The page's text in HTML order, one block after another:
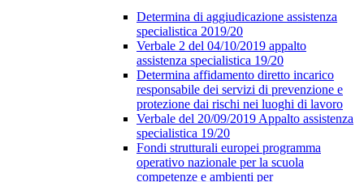
Determina di aggiudicazione assistenza
specialistica 2019/20
Verbale 2 del 04/10/2019 appalto
assistenza specialistica 19/20
Determina affidamento diretto incarico
responsabile dei servizi di prevenzione e
protezione dai rischi nei luoghi di lavoro
Verbale del 20/09/2019 Appalto assistenza
specialistica 19/20
Fondi strutturali europei programma
operativo nazionale per la scuola
competenze e ambienti per